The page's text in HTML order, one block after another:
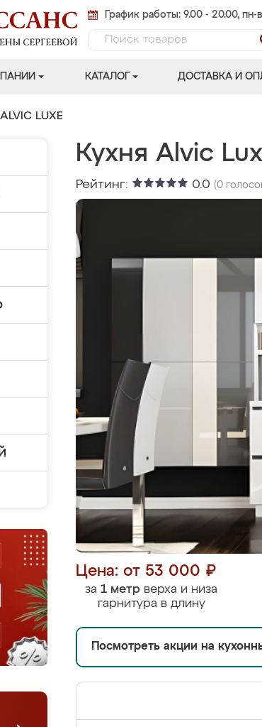
График работы: 9.00 - 20.00, пн-
КАТАЛОГ ДОСТАВКА И
LUXE
Кухня Alvic
Рейтинг: 0.0 (0
Цена: от 53 000 ₽
за 1 метр верха и низа
гарнитура в длину
Посмотреть акции на